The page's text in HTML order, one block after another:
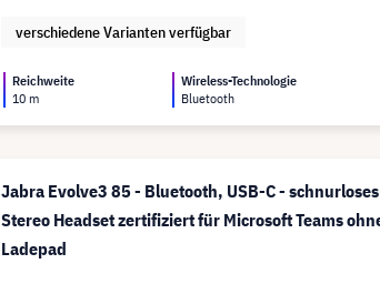
verschiedene Varianten verfügbar
Reichweite
10 m
Wireless-Technologie
Bluetooth
Jabra Evolve3 85 - Bluetooth, USB-C - schnurloses
Stereo Headset zertifiziert für Microsoft Teams
Ladepad